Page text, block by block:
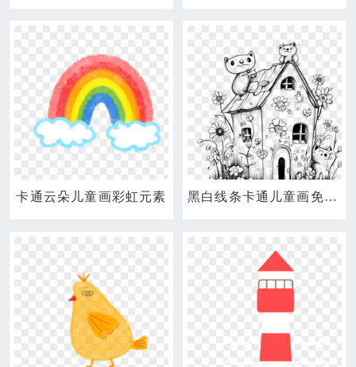
卡通云朵儿童画彩虹元素 黑白线条卡通儿童画免抠元素